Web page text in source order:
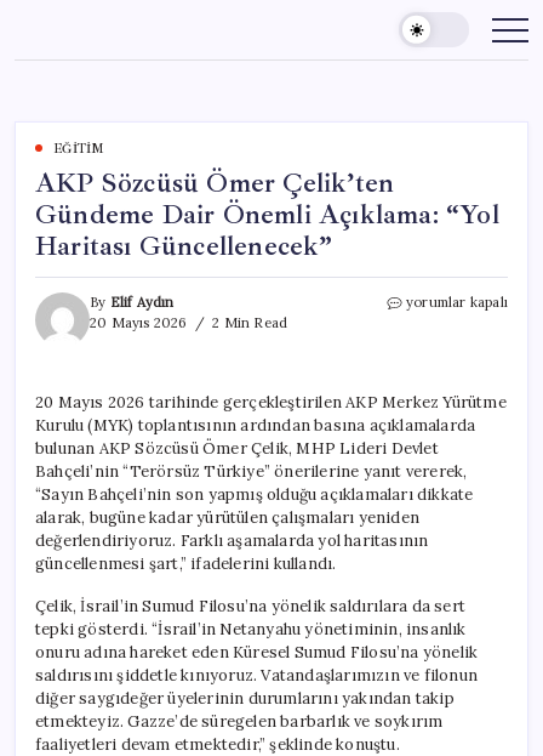
content
EĞITIM
AKP Sözcüsü Ömer Çelik’ten
Gündeme Dair Önemli Açıklama: “Yol
Haritası Güncellenecek”
By Elif Aydın
20 Mayıs 2026
2 Min Read
AKP
Dair
Önemli
Açıklama:
“Yol
Haritası
için
yorumlar kapalı
20 Mayıs 2026 tarihinde gerçekleştirilen AKP Merkez Yürütme
Kurulu (MYK) toplantısının ardından basına açıklamalarda
bulunan AKP Sözcüsü Ömer Çelik, MHP Lideri Devlet
Bahçeli’nin “Terörsüz Türkiye” önerilerine yanıt vererek,
“Sayın Bahçeli’nin son yapmış olduğu açıklamaları dikkate
alarak, bugüne kadar yürütülen çalışmaları yeniden
değerlendiriyoruz. Farklı aşamalarda yol haritasının
güncellenmesi şart,” ifadelerini kullandı.
Çelik, İsrail’in Sumud Filosu’na yönelik saldırılara da sert
tepki gösterdi. “İsrail’in Netanyahu yönetiminin, insanlık
onuru adına hareket eden Küresel Sumud Filosu’na yönelik
saldırısını şiddetle kınıyoruz. Vatandaşlarımızın ve filonun
diğer saygıdeğer üyelerinin durumlarını yakından takip
etmekteyiz. Gazze’de süregelen barbarlık ve soykırım
faaliyetleri devam etmektedir,” şeklinde konuştu.